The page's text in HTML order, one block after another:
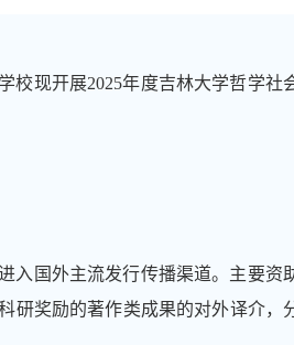
校现开展2025年度吉林大学哲学社
入国外主流发行传播渠道。主要资
研奖励的著作类成果的对外译介，